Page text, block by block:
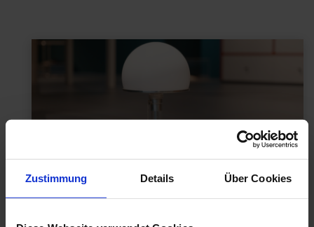
Zustimmung Details Über Cookies
Glas, Spiegelglas, Milchglas (Schirm)